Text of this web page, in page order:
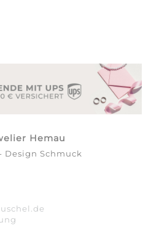
Hemau
Design Schmuck